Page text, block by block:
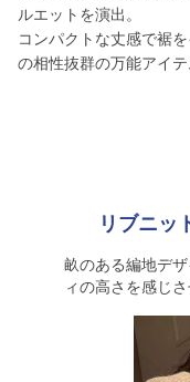
ルエットを演出。
コンパクトな丈感で裾
の相性抜群の万能アイテ
リブニッ
畝のある編地デ
ィの高さを感じ